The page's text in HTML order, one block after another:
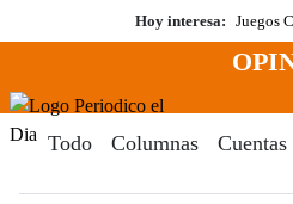
al
Hoy interesa: Juegos
Menú
Todo Columnas